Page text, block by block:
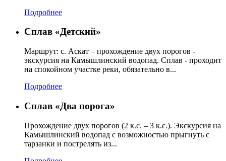
Подробнее
Сплав «Детский»
Маршрут: с. Аскат – прохождение двух порогов -
экскурсия на Камышлинский водопад. Сплав - проходит
на спокойном участке реки, обязательно в...
Подробнее
Сплав «Два порога»
Прохождение двух порогов (2 к.с. – 3 к.с.). Экскурсия на
Камышлинский водопад с возможностью прыгнуть с
тарзанки и пострелять из...